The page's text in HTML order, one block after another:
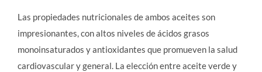
Las propiedades nutricionales de ambos aceites son
impresionantes, con altos niveles de ácidos grasos
monoinsaturados y antioxidantes que promueven la salud
cardiovascular y general. La elección entre aceite verde y